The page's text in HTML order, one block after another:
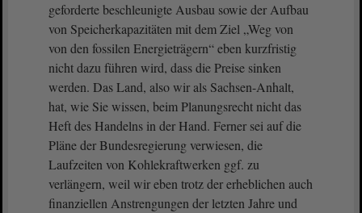
geforderte beschleunigte Ausbau sowie der Aufbau
von Speicherkapazitäten mit dem Ziel „Weg von
von den fossilen Energieträgern“ eben kurzfristig
nicht dazu führen wird, dass die Preise sinken
werden. Das Land, also wir als Sachsen-Anhalt,
hat, wie Sie wissen, beim Planungsrecht nicht das
Heft des Handelns in der Hand. Ferner sei auf die
Pläne der Bundesregierung verwiesen, die
Laufzeiten von Kohlekraftwerken ggf. zu
verlängern, weil wir eben trotz der erheblichen auch
finanziellen Anstrengungen der letzten Jahre und